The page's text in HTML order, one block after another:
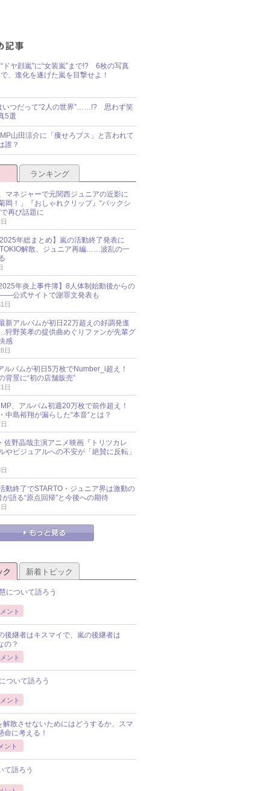
“ドヤ顔嵐”に“女装嵐”まで!? 6枚の写真
で、進化を遂げた嵐を目撃せよ！
いつだって“2人の世界”……!? 思わず笑
5選
山田涼介に「痩せろブス」と言われて
誰？
ランキング
マネジャーで元関西ジュニアの近影に
岡！」『おしゃれクリップ』“バックシ
再び話題に
年総まとめ】嵐の活動終了発表に
解散、ジュニア再編……波乱の一
年炎上事件簿】8人体制始動後からの
公式サイトで謝罪文発表も
日
新アルバムが初日22万超えの好調発進
野英孝の提供曲めぐりファンが先輩グ
感
日
ルバムが初日5万枚でNumber_i超え！
背景に“初の店舗販売”
日
、アルバム初週20万枚で前作超え！
中島裕翔が漏らした“本音”とは？
佐野晶哉主演アニメ映画『トリツカレ
やビジュアルへの不安が「絶賛に反転」
動終了でSTARTO・ジュニア界は激動の
語る“原点回帰”と今後への期待
ク 新着トピック
について語ろう
ント
後継者はキスマイで、嵐の後継者は
の？
ント
ついて語ろう
ント
解散させないためにはどうするか、スマ
命に考える！
ント
て語ろう